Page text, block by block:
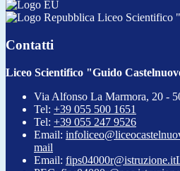
Liceo Scientifico
Contatti
Liceo Scientifico "Guido
Via Alfonso La Marmora, 20 -
Tel: +39 055 500 1651
Tel: +39 055 247 9526
Email:
mail
Email: fips04000r@istruzione.it